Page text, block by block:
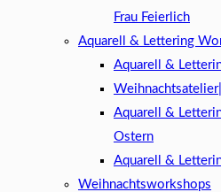
Frau Feierlich
Aquarell & Lettering
Aquarell &
Aquarell &
Ostern
Aquarell &
Weihnachtsworkshops